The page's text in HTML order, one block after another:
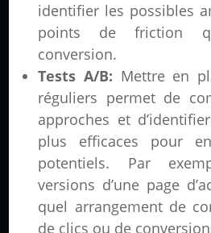
identifier les possibles
points de friction
conversion.
Tests A/B: Mettre en
réguliers permet de
approches et
plus efficaces pour
potentiels. Par
versions d’une page
quel arrangement de
de clics ou de